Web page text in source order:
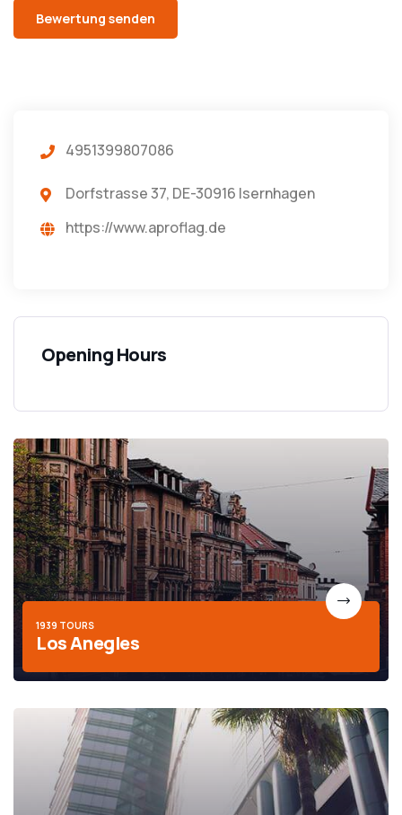
4951399807086
Dorfstrasse 37, DE-30916 Isernhagen
https://www.aproflag.de
Opening Hours
1939 TOURS
Los Anegles